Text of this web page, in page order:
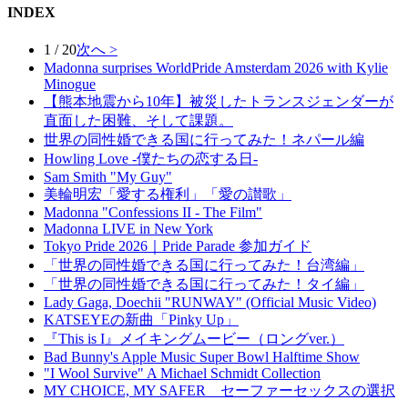
INDEX
1 / 20次へ >
Madonna surprises WorldPride Amsterdam 2026 with Kylie
Minogue
【熊本地震から10年】被災したトランスジェンダーが
直面した困難、そして課題。
世界の同性婚できる国に行ってみた！ネパール編
Howling Love -僕たちの恋する日-
Sam Smith "My Guy"
美輪明宏「愛する権利」「愛の讃歌」
Madonna "Confessions II - The Film"
Madonna LIVE in New York
Tokyo Pride 2026｜Pride Parade 参加ガイド
「世界の同性婚できる国に行ってみた！台湾編」
「世界の同性婚できる国に行ってみた！タイ編」
Lady Gaga, Doechii "RUNWAY" (Official Music Video)
KATSEYEの新曲「Pinky Up」
『This is I』メイキングムービー（ロングver.）
Bad Bunny's Apple Music Super Bowl Halftime Show
"I Wool Survive" A Michael Schmidt Collection
MY CHOICE, MY SAFER セーファーセックスの選択